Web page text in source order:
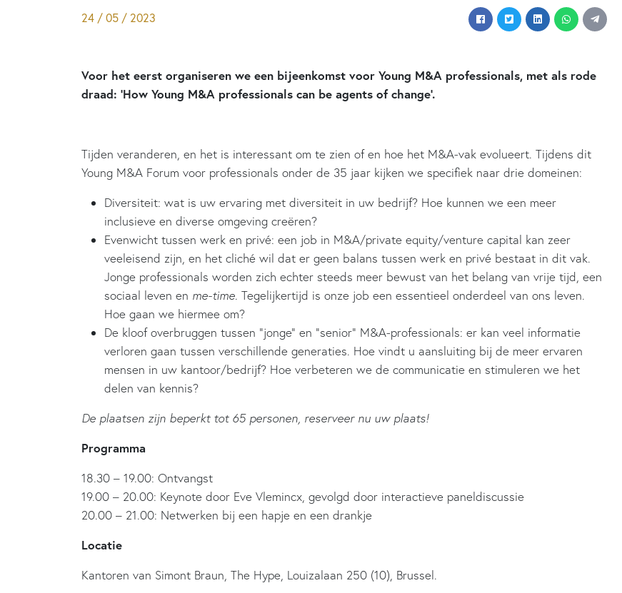
24 / 05 / 2023
Voor het eerst organiseren we een bijeenkomst voor Young M&A professionals, met als rode
draad: ‘How Young M&A professionals can be agents of change’.
Tijden veranderen, en het is interessant om te zien of en hoe het M&A-vak evolueert. Tijdens dit
Young M&A Forum voor professionals onder de 35 jaar kijken we specifiek naar drie domeinen:
Diversiteit: wat is uw ervaring met diversiteit in uw bedrijf? Hoe kunnen we een meer
inclusieve en diverse omgeving creëren?
Evenwicht tussen werk en privé: een job in M&A/private equity/venture capital kan zeer
veeleisend zijn, en het cliché wil dat er geen balans tussen werk en privé bestaat in dit vak.
Jonge professionals worden zich echter steeds meer bewust van het belang van vrije tijd, een
sociaal leven en me-time. Tegelijkertijd is onze job een essentieel onderdeel van ons leven.
Hoe gaan we hiermee om?
De kloof overbruggen tussen “jonge” en “senior” M&A-professionals: er kan veel informatie
verloren gaan tussen verschillende generaties. Hoe vindt u aansluiting bij de meer ervaren
mensen in uw kantoor/bedrijf? Hoe verbeteren we de communicatie en stimuleren we het
delen van kennis?
De plaatsen zijn beperkt tot 65 personen, reserveer nu uw plaats!
Programma
18.30 – 19.00: Ontvangst
19.00 – 20.00: Keynote door Eve Vlemincx, gevolgd door interactieve paneldiscussie
20.00 – 21.00: Netwerken bij een hapje en een drankje
Locatie
Kantoren van Simont Braun, The Hype, Louizalaan 250 (10), Brussel.